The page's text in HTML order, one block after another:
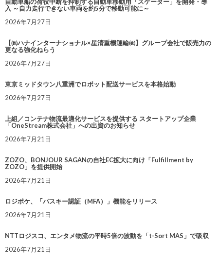
自動車船の荷役中断を抑制する自動車移動用「スケーター」を開発・導
入 ～自力走行できない車両を約5分で移動可能に～
2026年7月27日
【㈱ハナインターナショナル×星清重機運輸㈱】グループ会社で販売力の
更なる強化ねらう
2026年7月27日
東京ミッドタウン八重洲でロボット配送サービスを本格始動
2026年7月27日
上組／コンテナ物流最適化サービスを提供する スタートアップ企業
「OneStream株式会社」への出資のお知らせ
2026年7月21日
ZOZO、BONJOUR SAGANの自社EC拡大に向け「Fulfillment by
ZOZO」を提供開始
2026年7月21日
ロジポケ、「パスキー認証（MFA）」機能をリリース
2026年7月21日
NTTロジスコ、エンタメ物流の平時5倍の波動を「t-Sort MAS」で吸収
2026年7月21日